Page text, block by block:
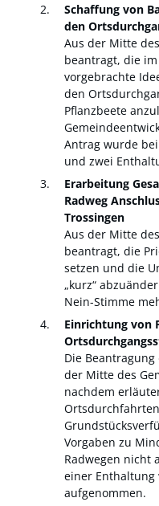
Schaffung von
den
Aus der Mitte
beantragt, die
vorgebrachte
den
Pflanzbeete
Antrag wurde
und zwei
Erarbeitung
Radweg
Trossingen
Aus der Mitte
beantragt, die
setzen und die
„kurz“
Nein-Stimme
Einrichtung von
Die
der Mitte des
nachdem
Vorgaben zu
Radwegen nicht
einer Enthaltung
aufgenommen.